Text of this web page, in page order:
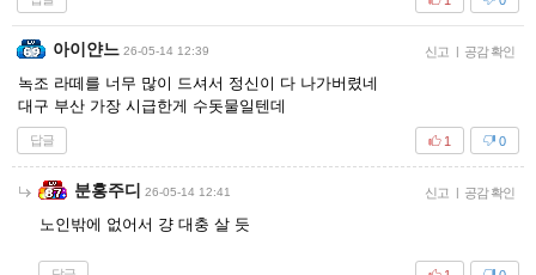
아이얀느 26-05-14 12:39 신고 | 공감 확인
녹조 라떼를 너무 많이 드셔서 정신이 다 나가버렸네
대구 부산 가장 시급한게 수돗물일텐데
답글 0
1
분홍주디 26-05-14 12:41 신고 | 공감 확인
노인밖에 없어서 걍 대충 살 듯